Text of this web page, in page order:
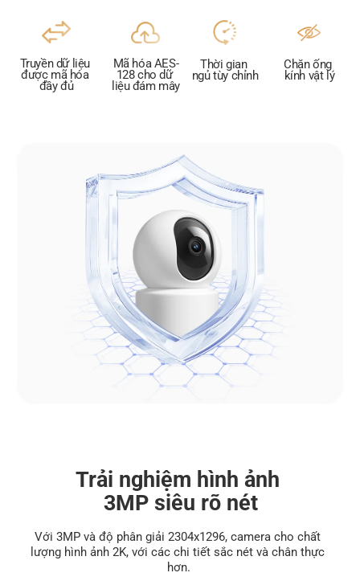
Truyền dữ liệu
được mã hóa
đầy đủ
Mã hóa AES-
128 cho dữ
liệu đám mây
Thời gian
ngủ tùy chỉnh
Chặn ống
kính vật lý
Trải nghiệm hình ảnh
3MP siêu rõ nét
Với 3MP và độ phân giải 2304x1296, camera cho chất
lượng hình ảnh 2K, với các chi tiết sắc nét và chân thực
hơn.